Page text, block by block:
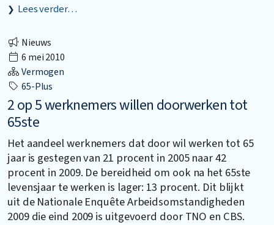
Lees verder…
Nieuws
6 mei 2010
Vermogen
65-Plus
2 op 5 werknemers willen doorwerken tot
65ste
Het aandeel werknemers dat door wil werken tot 65
jaar is gestegen van 21 procent in 2005 naar 42
procent in 2009. De bereidheid om ook na het 65ste
levensjaar te werken is lager: 13 procent. Dit blijkt
uit de Nationale Enquête Arbeidsomstandigheden
2009 die eind 2009 is uitgevoerd door TNO en CBS.